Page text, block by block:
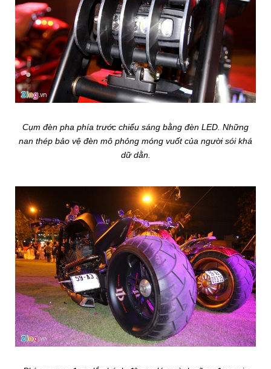
Cụm đèn pha phía trước chiếu sáng bằng đèn LED. Những
nan thép bảo vệ đèn mô phỏng móng vuốt của người sói khá
dữ dằn.